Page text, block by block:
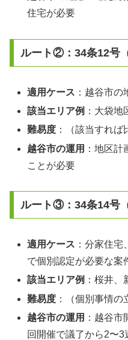
住宅が必要
ルート②：34条12号
適用ケース ：越谷市
該当エリア例 ：大袋
難易度 ：（該当すれば
越谷市の運用 ：地区
ことが必要
ルート③：34条14号
適用ケース ：分家住
で個別認定が必要な案
該当エリア例 ：桜井、
難易度 ：（個別事情の
越谷市の運用 ：越谷
回開催で議了から2〜